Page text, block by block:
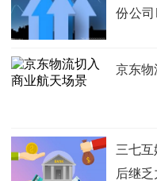
份公
京东物
三七
后继